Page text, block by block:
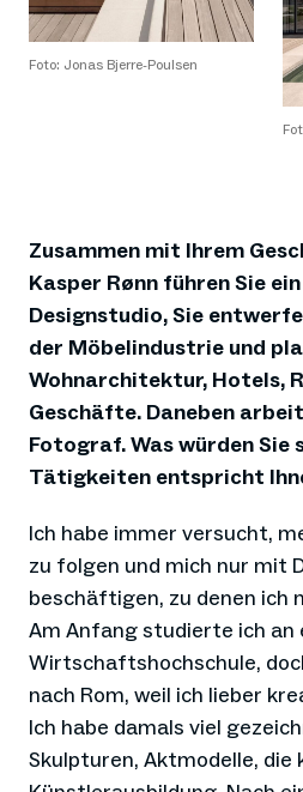
Foto: Jonas Bjerre-Poulsen
Zusammen mit Ihrem
Kasper Rønn führen Sie
Designstudio, Sie
der Möbelindustrie und
Wohnarchitektur, Hotels,
Geschäfte. Daneben
Fotograf. Was würden Sie
Tätigkeiten entspricht
Ich habe immer versucht,
zu folgen und mich nur mit
beschäftigen, zu denen ich
Am Anfang studierte ich an
Wirtschaftshochschule,
nach Rom, weil ich lieber
Ich habe damals viel
Skulpturen, Aktmodelle, die